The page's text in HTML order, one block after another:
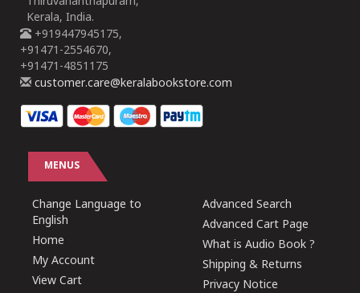
Kerala, India.
+919447945175,
+91471-2554670,
+91471-4851175
customer.care@keralabookstore.com
MENUS
Change Language to
English
Home
My Account
View Cart
Advanced Search
Advanced Cart Page
What is Audio Book ?
Shipping & Returns
Privacy Notice